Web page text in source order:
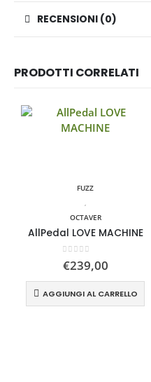
RECENSIONI (0)
PRODOTTI CORRELATI
FUZZ
,
OCTAVER
AllPedal LOVE MACHINE
0Su 5
€239,00
AGGIUNGI AL CARRELLO